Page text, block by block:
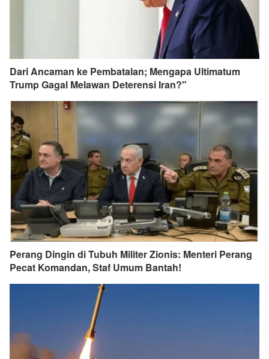
Dari Ancaman ke Pembatalan; Mengapa Ultimatum
Trump Gagal Melawan Deterensi Iran?"
Perang Dingin di Tubuh Militer Zionis: Menteri Perang
Pecat Komandan, Staf Umum Bantah!